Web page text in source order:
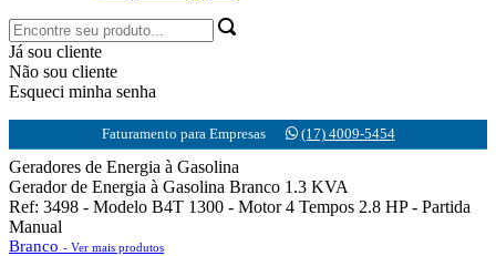
Já sou cliente
Não sou cliente
Esqueci minha senha
Faturamento para Empresas (17) 4009-5454
Geradores de Energia à Gasolina
Gerador de Energia à Gasolina Branco 1.3 KVA
Ref: 3498 - Modelo B4T 1300 - Motor 4 Tempos 2.8 HP - Partida
Manual
Branco - Ver mais produtos